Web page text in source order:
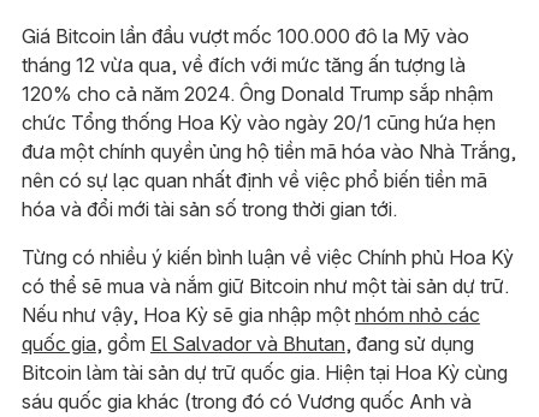
Giá Bitcoin lần đầu vượt mốc 100.000 đô la Mỹ vào
tháng 12 vừa qua, về đích với mức tăng ấn tượng là
120% cho cả năm 2024. Ông Donald Trump sắp nhậm
chức Tổng thống Hoa Kỳ vào ngày 20/1 cũng hứa hẹn
đưa một chính quyền ủng hộ tiền mã hóa vào Nhà Trắng,
nên có sự lạc quan nhất định về việc phổ biến tiền mã
hóa và đổi mới tài sản số trong thời gian tới.
Từng có nhiều ý kiến bình luận về việc Chính phủ Hoa Kỳ
có thể sẽ mua và nắm giữ Bitcoin như một tài sản dự trữ.
Nếu như vậy, Hoa Kỳ sẽ gia nhập một nhóm nhỏ các
quốc gia, gồm El Salvador và Bhutan, đang sử dụng
Bitcoin làm tài sản dự trữ quốc gia. Hiện tại Hoa Kỳ cùng
sáu quốc gia khác (trong đó có Vương quốc Anh và